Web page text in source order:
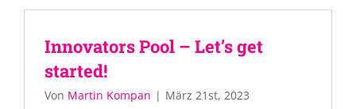
Innovators Pool – Let’s get
started!
Von Martin Kompan | März 21st, 2023